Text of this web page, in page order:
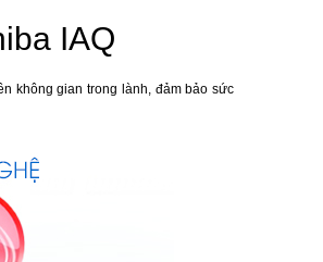
IAQ
không gian trong lành, đảm bảo sức